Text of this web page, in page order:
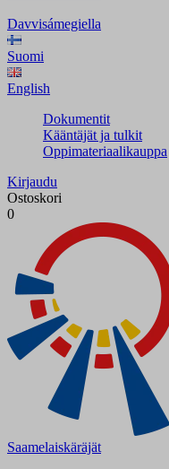
Davvisámegiella
Suomi
English
Dokumentit
Kääntäjät ja tulkit
Oppimateriaalikauppa
Kirjaudu
Ostoskori
0
Saamelaiskäräjät